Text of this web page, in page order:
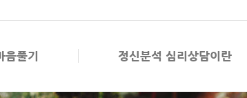
음풀기 정신분석 심리상담이란